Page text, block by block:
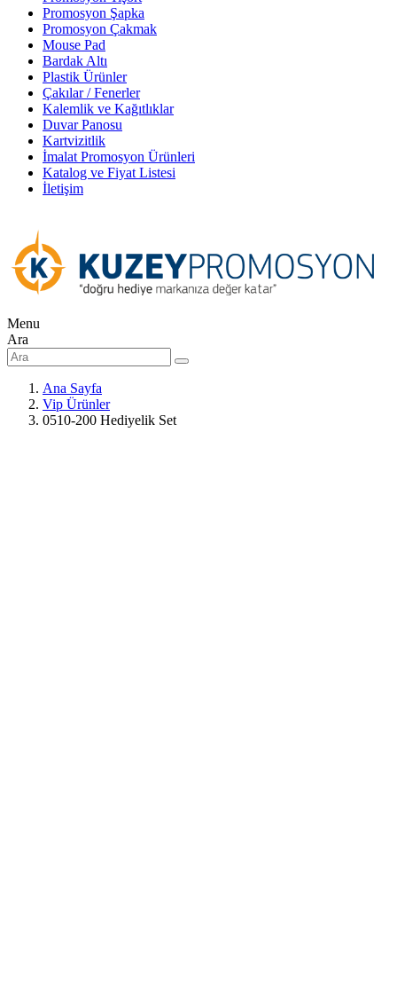
Promosyon Şapka
Promosyon Çakmak
Mouse Pad
Bardak Altı
Plastik Ürünler
Çakılar / Fenerler
Kalemlik ve Kağıtlıklar
Duvar Panosu
Kartvizitlik
İmalat Promosyon Ürünleri
Katalog ve Fiyat Listesi
İletişim
Menu
Ara
Ana Sayfa
Vip Ürünler
0510-200 Hediyelik Set